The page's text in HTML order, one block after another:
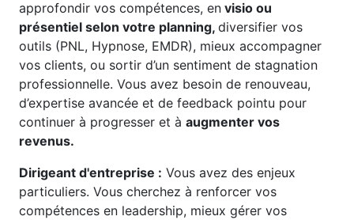
approfondir vos compétences, en visio ou
présentiel selon votre planning, diversifier vos
outils (PNL, Hypnose, EMDR), mieux accompagner
vos clients, ou sortir d’un sentiment de stagnation
professionnelle. Vous avez besoin de renouveau,
d’expertise avancée et de feedback pointu pour
continuer à progresser et à augmenter vos
revenus.
Dirigeant d'entreprise : Vous avez des enjeux
particuliers. Vous cherchez à renforcer vos
compétences en leadership, mieux gérer vos